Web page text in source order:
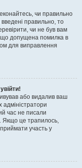
чи правильно
правильно, то
чи не був вам
допущена помилка в
для виправлення
або видалив ваш
адміністратори
час не писали
Якщо це трапилось,
участь у